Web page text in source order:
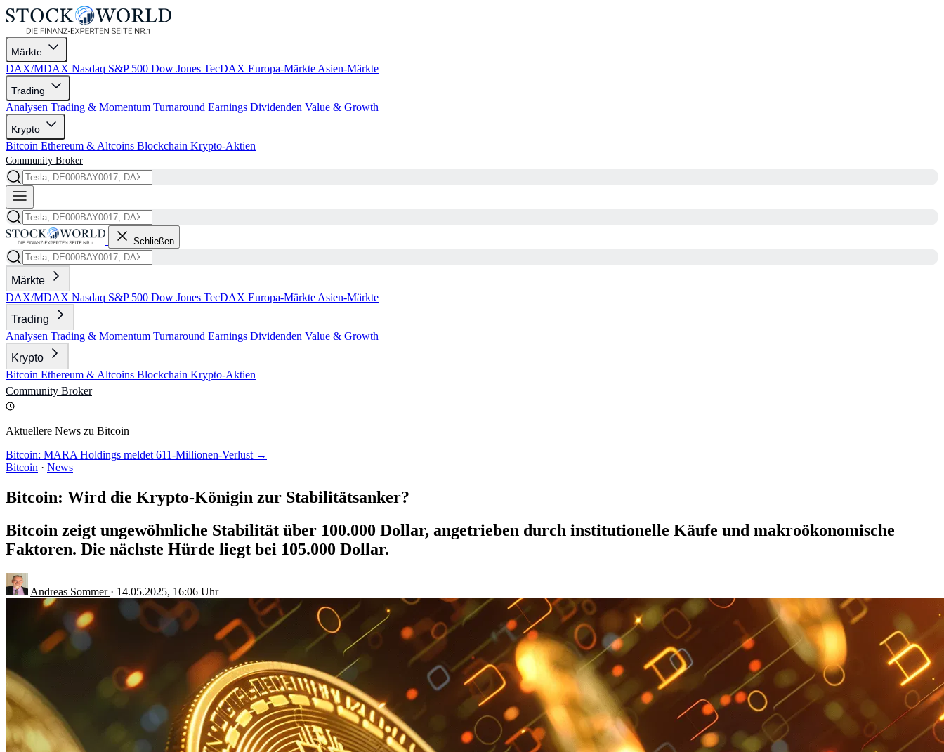
Märkte
DAX/MDAX Nasdaq S&P 500 Dow Jones TecDAX Europa-Märkte Asien-Märkte
Trading
Analysen Trading & Momentum Turnaround Earnings Dividenden Value & Growth
Krypto
Bitcoin Ethereum & Altcoins Blockchain Krypto-Aktien
Community Broker
Schließen
Märkte
DAX/MDAX Nasdaq S&P 500 Dow Jones TecDAX Europa-Märkte Asien-Märkte
Trading
Analysen Trading & Momentum Turnaround Earnings Dividenden Value & Growth
Krypto
Bitcoin Ethereum & Altcoins Blockchain Krypto-Aktien
Community Broker
Aktuellere News zu Bitcoin
Bitcoin: MARA Holdings meldet 611-Millionen-Verlust →
Bitcoin · News
Bitcoin: Wird die Krypto-Königin zur Stabilitätsanker?
Bitcoin zeigt ungewöhnliche Stabilität über 100.000 Dollar, angetrieben durch institutionelle Käufe und makroökonomische
Faktoren. Die nächste Hürde liegt bei 105.000 Dollar.
Andreas Sommer · 14.05.2025, 16:06 Uhr